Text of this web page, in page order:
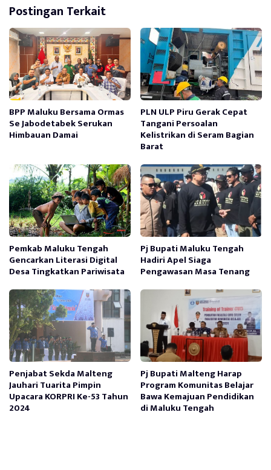
Postingan Terkait
BPP Maluku Bersama Ormas
Se Jabodetabek Serukan
Himbauan Damai
PLN ULP Piru Gerak Cepat
Tangani Persoalan
Kelistrikan di Seram Bagian
Barat
Pemkab Maluku Tengah
Gencarkan Literasi Digital
Desa Tingkatkan Pariwisata
Pj Bupati Maluku Tengah
Hadiri Apel Siaga
Pengawasan Masa Tenang
Penjabat Sekda Malteng
Jauhari Tuarita Pimpin
Upacara KORPRI Ke-53 Tahun
2024
Pj Bupati Malteng Harap
Program Komunitas Belajar
Bawa Kemajuan Pendidikan
di Maluku Tengah